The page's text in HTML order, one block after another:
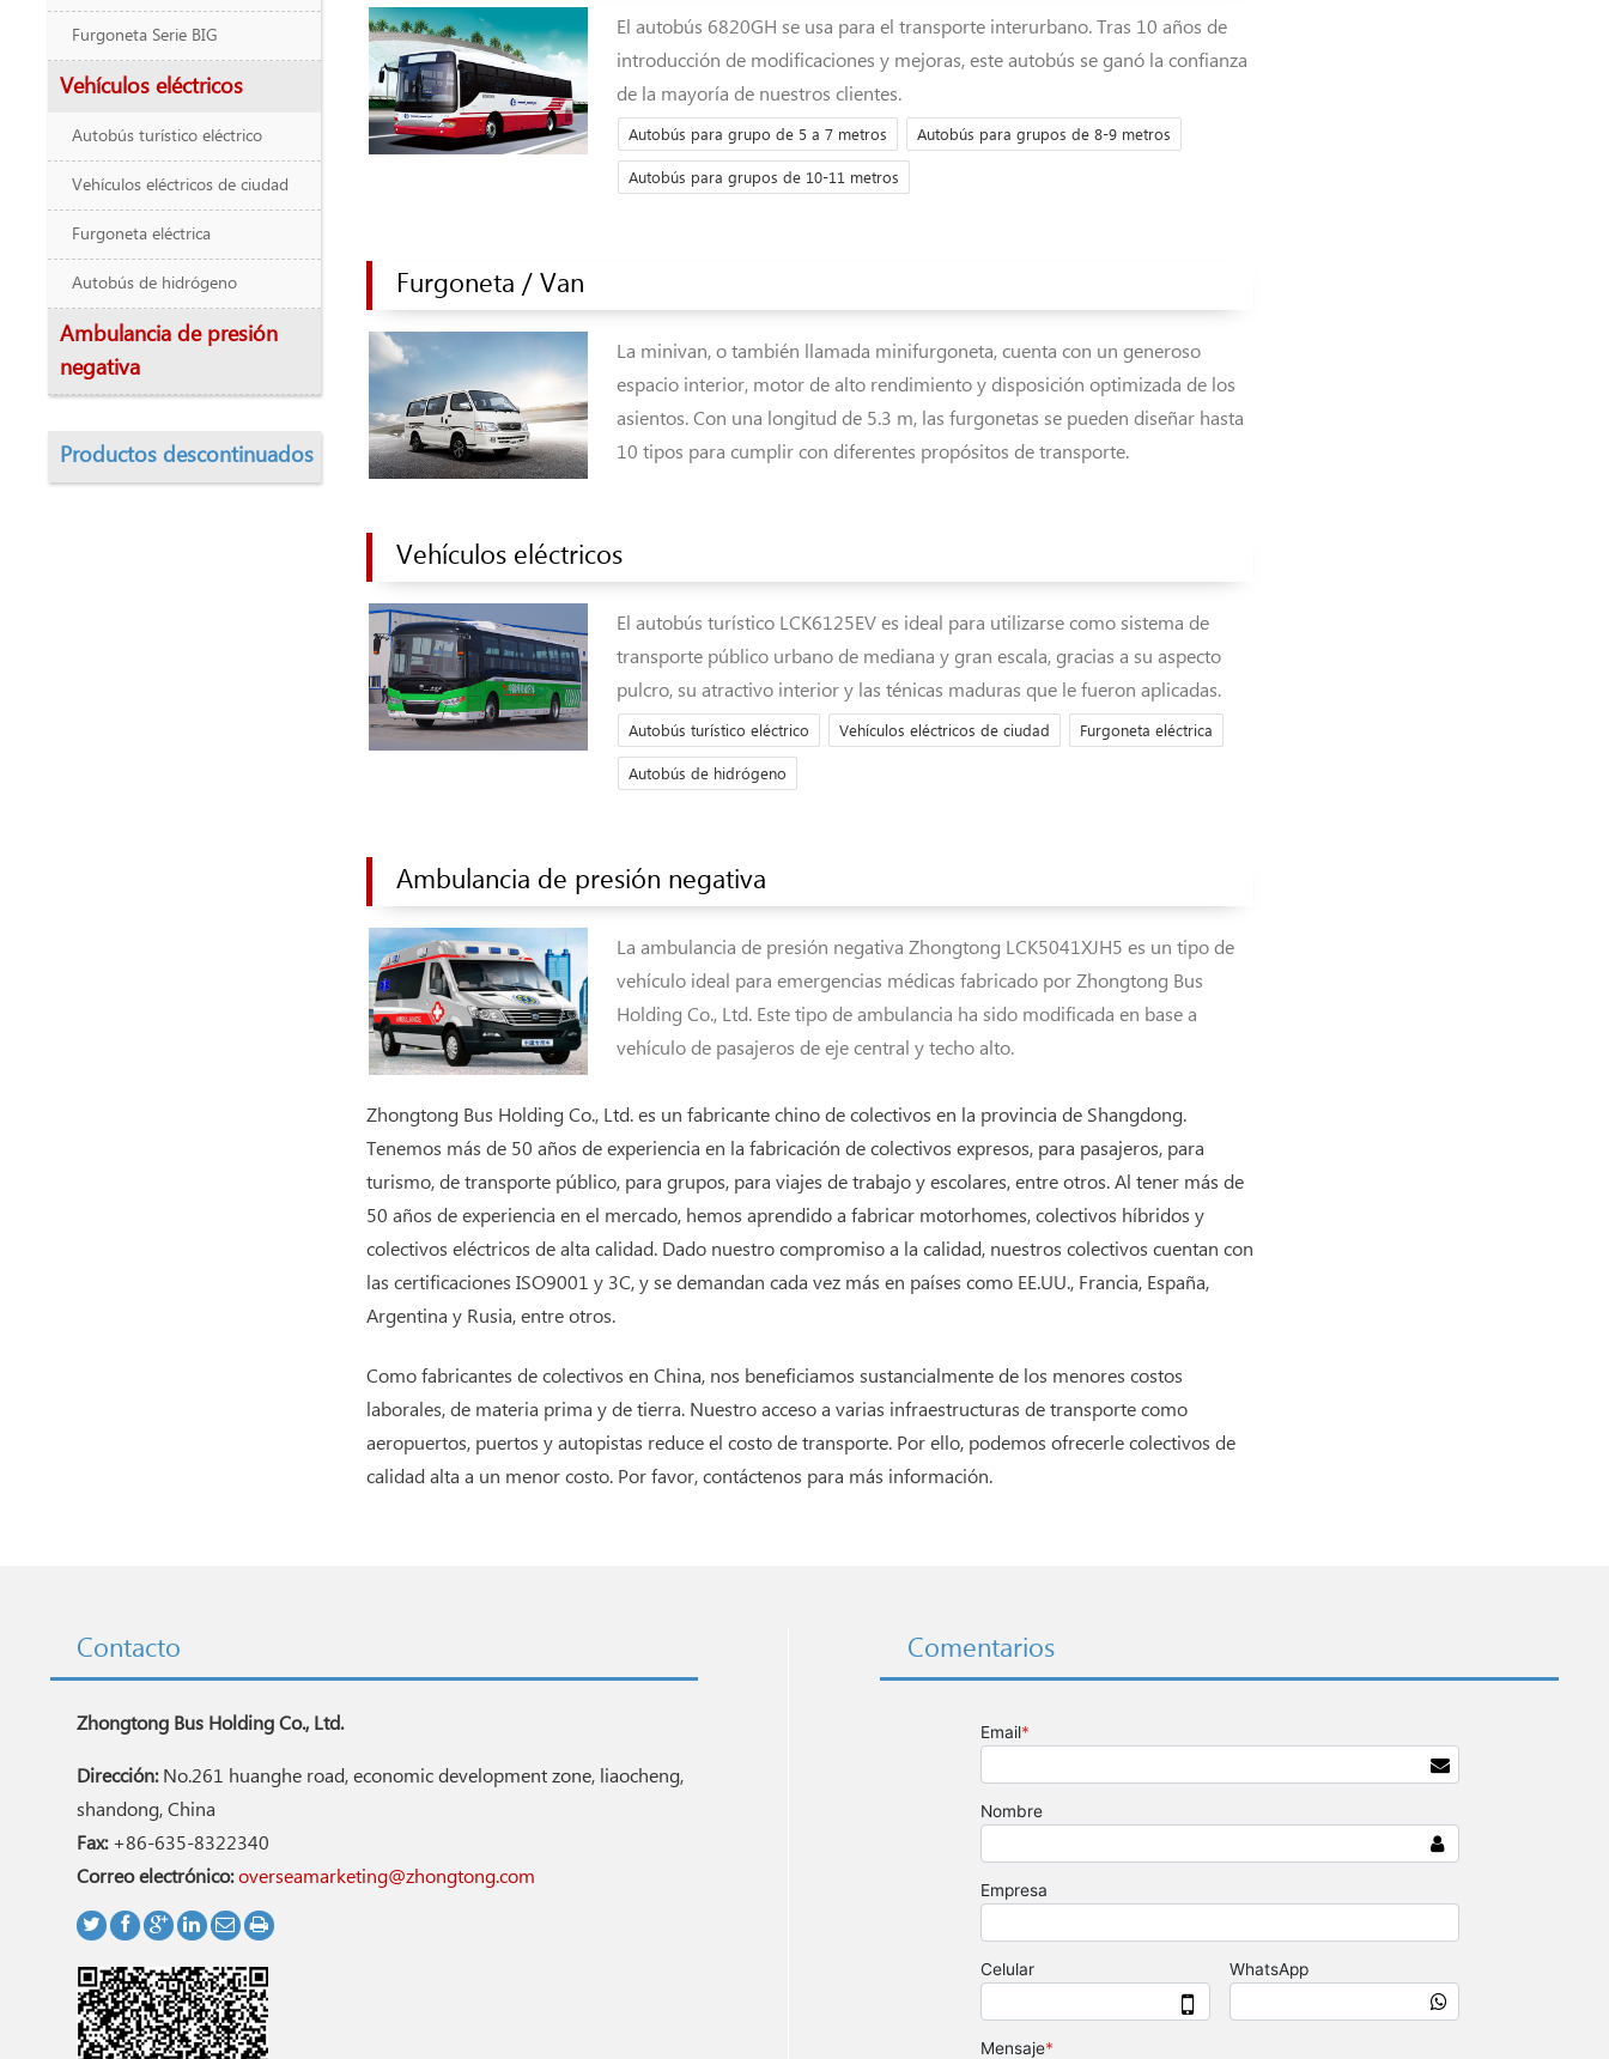
Furgoneta Serie BIG
Vehículos eléctricos
Autobús turístico eléctrico
Vehículos eléctricos de ciudad
Furgoneta eléctrica
Autobús de hidrógeno
Ambulancia de presión
negativa
Productos descontinuados
El autobús 6820GH se usa para el transporte interurbano. Tras 10 años de
introducción de modificaciones y mejoras, este autobús se ganó la confianza
de la mayoría de nuestros clientes.
Autobús para grupo de 5 a 7 metros Autobús para grupos de 8-9 metros
Autobús para grupos de 10-11 metros
Furgoneta / Van
La minivan, o también llamada minifurgoneta, cuenta con un generoso
espacio interior, motor de alto rendimiento y disposición optimizada de los
asientos. Con una longitud de 5.3 m, las furgonetas se pueden diseñar hasta
10 tipos para cumplir con diferentes propósitos de transporte.
Vehículos eléctricos
El autobús turístico LCK6125EV es ideal para utilizarse como sistema de
transporte público urbano de mediana y gran escala, gracias a su aspecto
pulcro, su atractivo interior y las ténicas maduras que le fueron aplicadas.
Autobús turístico eléctrico Vehículos eléctricos de ciudad Furgoneta eléctrica
Autobús de hidrógeno
Ambulancia de presión negativa
La ambulancia de presión negativa Zhongtong LCK5041XJH5 es un tipo de
vehículo ideal para emergencias médicas fabricado por Zhongtong Bus
Holding Co., Ltd. Este tipo de ambulancia ha sido modificada en base a
vehículo de pasajeros de eje central y techo alto.
Zhongtong Bus Holding Co., Ltd. es un fabricante chino de colectivos en la provincia de Shangdong.
Tenemos más de 50 años de experiencia en la fabricación de colectivos expresos, para pasajeros, para
turismo, de transporte público, para grupos, para viajes de trabajo y escolares, entre otros. Al tener más de
50 años de experiencia en el mercado, hemos aprendido a fabricar motorhomes, colectivos híbridos y
colectivos eléctricos de alta calidad. Dado nuestro compromiso a la calidad, nuestros colectivos cuentan con
las certificaciones ISO9001 y 3C, y se demandan cada vez más en países como EE.UU., Francia, España,
Argentina y Rusia, entre otros.
Como fabricantes de colectivos en China, nos beneficiamos sustancialmente de los menores costos
laborales, de materia prima y de tierra. Nuestro acceso a varias infraestructuras de transporte como
aeropuertos, puertos y autopistas reduce el costo de transporte. Por ello, podemos ofrecerle colectivos de
calidad alta a un menor costo. Por favor, contáctenos para más información.
Comentarios
Contacto
Zhongtong Bus Holding Co., Ltd.
Dirección:No.261 huanghe road, economic development zone, liaocheng,
shandong, China
Fax:+86-635-8322340
Correo electrónico: overseamarketing@zhongtong.com